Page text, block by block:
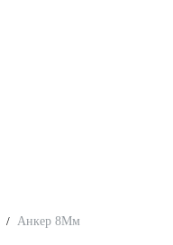
/ Анкер 8Мм